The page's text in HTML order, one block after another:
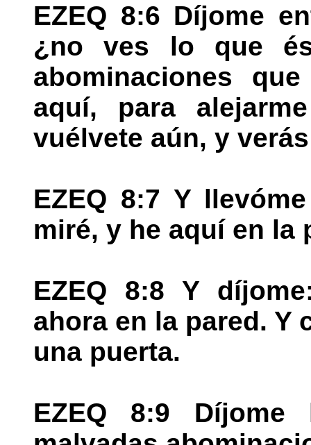
EZEQ 8:6 Díjome
¿no ves lo que
abominaciones
aquí, para
vuélvete aún, y
EZEQ 8:7 Y
miré, y he aquí en la
EZEQ 8:8 Y
ahora en la pared. Y
una puerta.
EZEQ 8:9